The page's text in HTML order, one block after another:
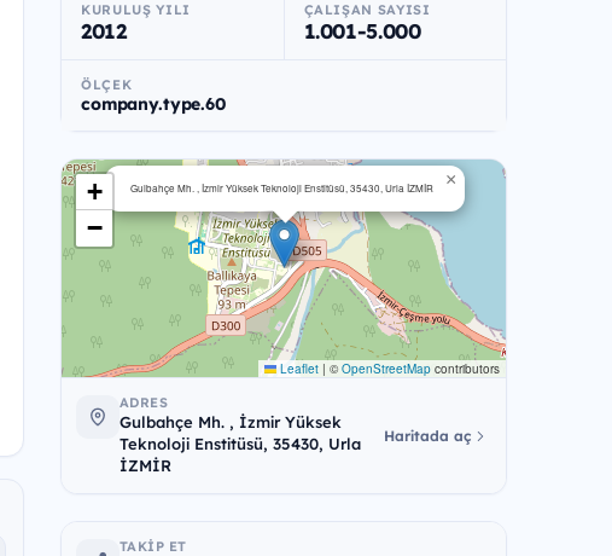
KURULUŞ YILI
2012
ÇALIŞAN SAYISI
1.001-5.000
ÖLÇEK
company.type.60
Gulbahçe Mh. , İzmir Yüksek Teknoloji Enstitüsü, 35430, Urla İZMİR ×
+
−
Leaflet | © OpenStreetMap contributors
ADRES
Gulbahçe Mh. , İzmir Yüksek
Teknoloji Enstitüsü, 35430, Urla
İZMİR
Haritada aç
TAKIP ET